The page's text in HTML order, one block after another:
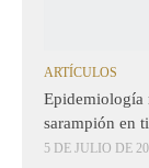
ARTÍCULOS
Epidemiología
sarampión en
5 DE JULIO DE